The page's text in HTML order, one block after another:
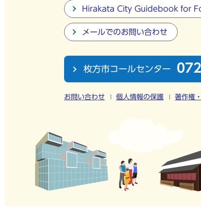
Hirakata City Guidebook for
メールでのお問い合わせ
枚方市コールセンター
お問い合わせ 個人情報の保護 著作権